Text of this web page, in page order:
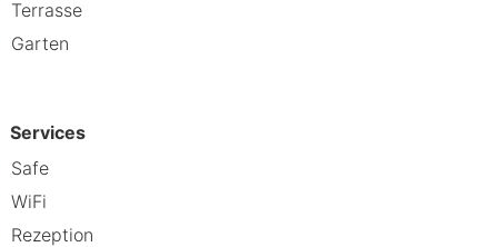
13 Gehminuten von
Kösseine und 5,1 km von Hohe
Terrasse
Garten
Services
Safe
WiFi
Rezeption